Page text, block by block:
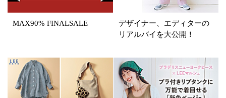
在庫あり
カラー
ホワイト ブラック グレー
MAX90% FINALSALE
デザイナー、エディターの
リアルバイを大公開！